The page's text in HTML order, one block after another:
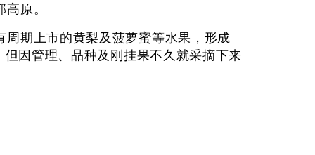
部高原。
期上市的黄梨及菠萝蜜等水果，形成
因管理、品种及刚挂果不久就采摘下来